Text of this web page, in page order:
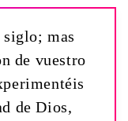
siglo; mas
de vuestro
de Dios,